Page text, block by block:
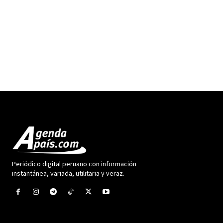
Periódico digital peruano con información
instantánea, variada, utilitaria y veraz.